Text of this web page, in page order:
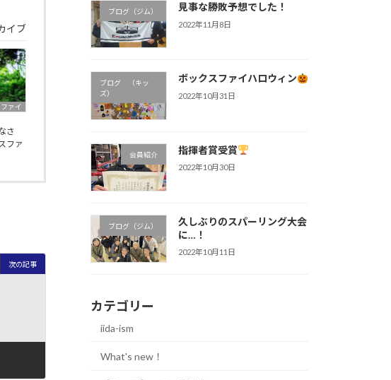
イブ
ァイ
さ
ファ
次の記事
ブログ（ジム） 見事な勝敗予想でした！
2022年11月8日
ブログ （キッ
ズ）
ボックスファイハロウィン
2022年10月31日
会員紹介 指揮者賞受賞
2022年10月30日
ブログ（ジム）
久しぶりのスパーリング大会
に…！
2022年10月11日
カテゴリー
iida-ism
What's new！